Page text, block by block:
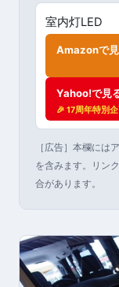
室内灯LED
Amazonで
Yahoo!で見
🎉 17周年特別
［広告］本欄には
を含みます。リン
合があります。